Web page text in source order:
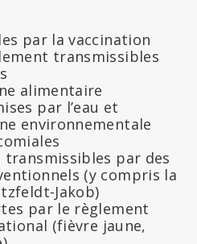
par la vaccination
transmissibles
alimentaire
par l’eau et
environnementale
transmissibles par des
(y compris la
Jakob)
par le règlement
(fièvre jaune,